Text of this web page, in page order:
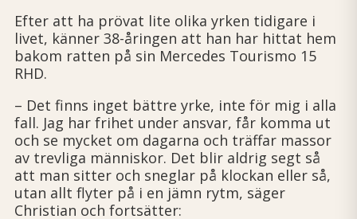
Efter att ha prövat lite olika yrken tidigare i
livet, känner 38-åringen att han har hittat hem
bakom ratten på sin Mercedes Tourismo 15
RHD.
– Det finns inget bättre yrke, inte för mig i alla
fall. Jag har frihet under ansvar, får komma ut
och se mycket om dagarna och träffar massor
av trevliga människor. Det blir aldrig segt så
att man sitter och sneglar på klockan eller så,
utan allt flyter på i en jämn rytm, säger
Christian och fortsätter: